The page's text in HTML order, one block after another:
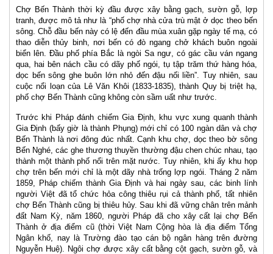
Chợ Bến Thành thời kỳ đầu được xây bằng gạch, sườn gỗ, lợp
tranh, được mô tả như là “phố chợ nhà cửa trù mật ở dọc theo bến
sông. Chỗ đầu bến này có lệ đến đầu mùa xuân gặp ngày tế mạ, có
thao diễn thủy binh, nơi bến có đò ngang chở khách buôn ngoài
biển lên. Đầu phố phía Bắc là ngòi Sa ngư, có gác cầu ván ngang
qua, hai bên nách cầu có dãy phố ngói, tụ tập trăm thứ hàng hóa,
dọc bến sông ghe buôn lớn nhỏ đến đậu nối liền”. Tuy nhiên, sau
cuộc nổi loạn của Lê Văn Khôi (1833-1835), thành Quy bị triệt hạ,
phố chợ Bến Thành cũng không còn sầm uất như trước.
Trước khi Pháp đánh chiếm Gia Định, khu vực xung quanh thành
Gia Định (bấy giờ là thành Phụng) mới chỉ có 100 ngàn dân và chợ
Bến Thành là nơi đông đúc nhất. Cạnh khu chợ, dọc theo bờ sông
Bến Nghé, các ghe thương thuyền thường đậu chen chúc nhau, tạo
thành một thành phố nổi trên mặt nước. Tuy nhiên, khi ấy khu họp
chợ trên bến mới chỉ là một dãy nhà trống lợp ngói. Tháng 2 năm
1859, Pháp chiếm thành Gia Định và hai ngày sau, các binh lính
người Việt đã tổ chức hỏa công thiêu rụi cả thành phố, tất nhiên
chợ Bến Thành cũng bị thiêu hủy. Sau khi đã vững chân trên mảnh
đất Nam Kỳ, năm 1860, người Pháp đã cho xây cất lại chợ Bến
Thành ở địa điểm cũ (thời Việt Nam Cộng hòa là địa điểm Tổng
Ngân khố, nay là Trường đào tạo cán bộ ngân hàng trên đường
Nguyễn Huệ). Ngôi chợ được xây cất bằng cột gạch, sườn gỗ, và